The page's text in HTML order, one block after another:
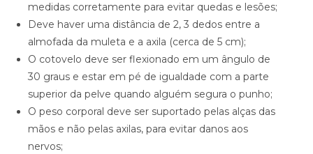
medidas corretamente para evitar quedas e lesões;
Deve haver uma distância de 2, 3 dedos entre a
almofada da muleta e a axila (cerca de 5 cm);
O cotovelo deve ser flexionado em um ângulo de
30 graus e estar em pé de igualdade com a parte
superior da pelve quando alguém segura o punho;
O peso corporal deve ser suportado pelas alças das
mãos e não pelas axilas, para evitar danos aos
nervos;